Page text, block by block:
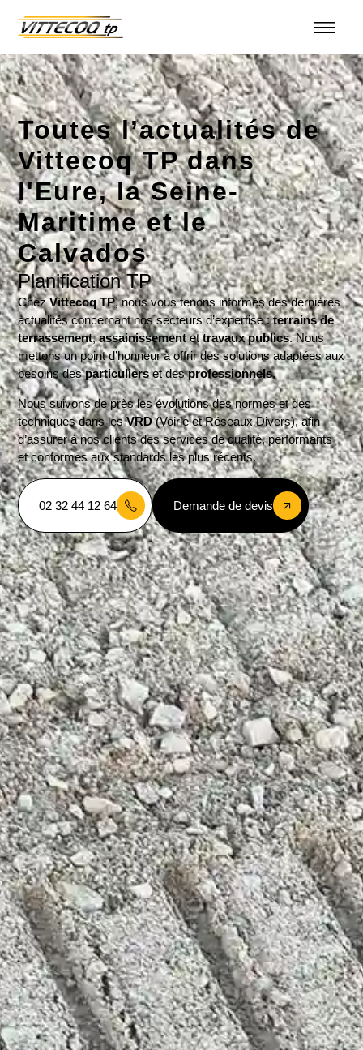
Toutes l’actualités de
Vittecoq TP dans
l'Eure, la Seine-
Maritime et le
Calvados
Planification TP
ChezVittecoq TP, nous vous tenons informés des dernières
actualités concernant nos secteurs d’expertise :terrains de
terrassement,assainissementettravaux publics. Nous
mettons un point d’honneur à offrir des solutions adaptées aux
besoins desparticulierset desprofessionnels.
Nous suivons de près les évolutions des normes et des
techniques dans lesVRD(Voirie et Réseaux Divers), afin
d’assurer à nos clients des services de qualité, performants
et conformes aux standards les plus récents.
02 32 44 12 64 Demande de devis